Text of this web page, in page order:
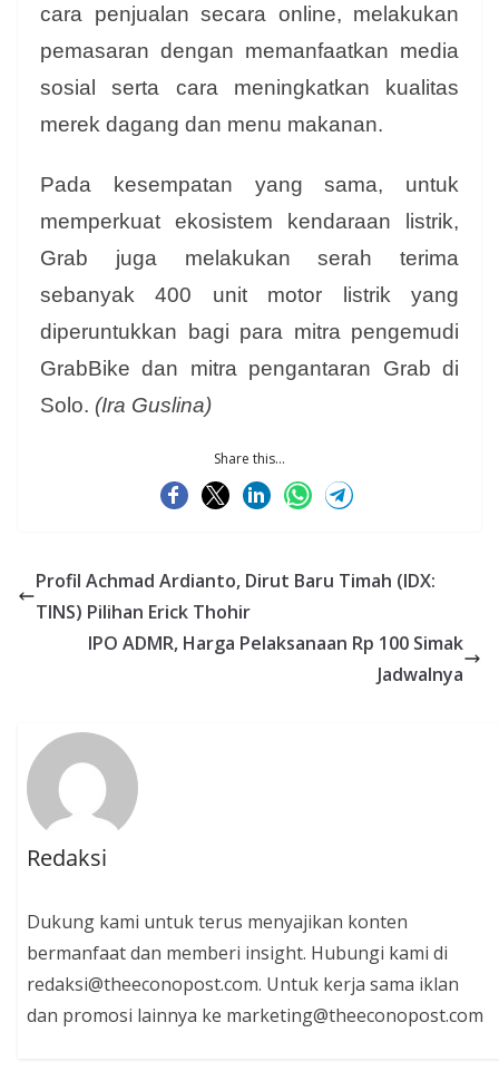
cara penjualan secara online, melakukan
pemasaran dengan memanfaatkan media
sosial serta cara meningkatkan kualitas
merek dagang dan menu makanan.
Pada kesempatan yang sama, untuk
memperkuat ekosistem kendaraan listrik,
Grab juga melakukan serah terima
sebanyak 400 unit motor listrik yang
diperuntukkan bagi para mitra pengemudi
GrabBike dan mitra pengantaran Grab di
Solo. (Ira Guslina)
Share this...
Profil Achmad Ardianto, Dirut Baru Timah (IDX:
TINS) Pilihan Erick Thohir
IPO ADMR, Harga Pelaksanaan Rp 100 Simak
Jadwalnya
Redaksi
Dukung kami untuk terus menyajikan konten
bermanfaat dan memberi insight. Hubungi kami di
redaksi@theeconopost.com. Untuk kerja sama iklan
dan promosi lainnya ke marketing@theeconopost.com